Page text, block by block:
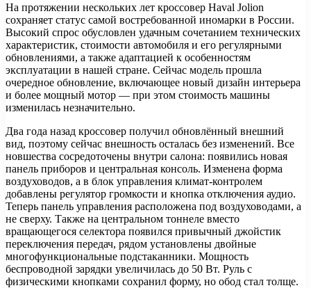
На протяжении нескольких лет кроссовер Haval Jolion
сохраняет статус самой востребованной иномарки в России.
Высокий спрос обусловлен удачным сочетанием технических
характеристик, стоимости автомобиля и его регулярными
обновлениями, а также адаптацией к особенностям
эксплуатации в нашей стране. Сейчас модель прошла
очередное обновление, включающее новый дизайн интерьера
и более мощный мотор — при этом стоимость машины
изменилась незначительно.
Два года назад кроссовер получил обновлённый внешний
вид, поэтому сейчас внешность осталась без изменений. Все
новшества сосредоточены внутри салона: появились новая
панель приборов и центральная консоль. Изменена форма
воздуховодов, а в блок управления климат-контролем
добавлены регулятор громкости и кнопка отключения аудио.
Теперь панель управления расположена под воздуховодами, а
не сверху. Также на центральном тоннеле вместо
вращающегося селектора появился привычный джойстик
переключения передач, рядом установлены двойные
многофункциональные подстаканники. Мощность
беспроводной зарядки увеличилась до 50 Вт. Руль с
физическими кнопками сохранил форму, но обод стал толще.